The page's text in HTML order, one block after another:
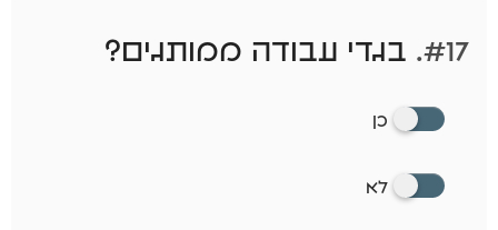
#17. בגדי עבודה ממותגים?
כן
לא